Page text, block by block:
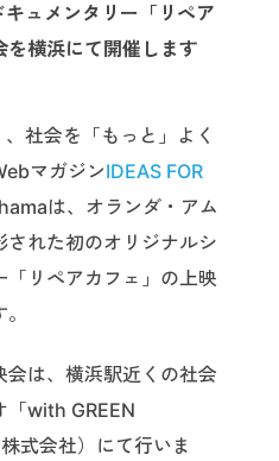
ュメンタリー「リペア
横浜にて開催します
社会を「もっと」よく
マガジンIDEAS FOR
は、オランダ・アム
された初のオリジナルシ
「リペアカフェ」の上映
は、横浜駅近くの社会
「with GREEN
式会社）にて行いま